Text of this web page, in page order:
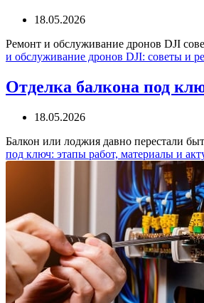
18.05.2026
Ремонт и обслуживание дронов DJI
и обслуживание дронов DJI: советы и
Отделка балкона под
18.05.2026
Балкон или лоджия давно перестали
под ключ: этапы работ, материалы и